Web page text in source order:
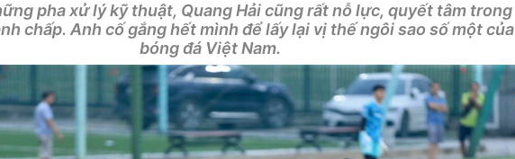
pha xử lý kỹ thuật, Quang Hải cũng rất nỗ lực, quyết tâm trong
chấp. Anh cố gắng hết mình để lấy lại vị thế ngôi sao số một của
bóng đá Việt Nam.